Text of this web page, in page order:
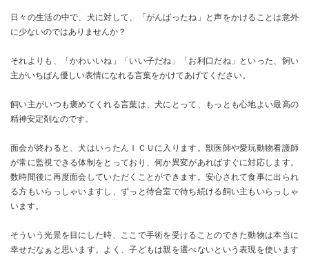
日々の生活の中で、犬に対して、「がんばったね」と声をかけることは意外
に少ないのではありませんか？
それよりも、「かわいいね」「いい子だね」「お利口だね」といった、飼い
主がいちばん優しい表情になれる言葉をかけてあげてください。
飼い主がいつも褒めてくれる言葉は、犬にとって、もっとも心地よい最高の
精神安定剤なのです。
面会が終わると、犬はいったんＩＣＵに入ります。獣医師や愛玩動物看護師
が常に監視できる体制をとっており、何か異変があればすぐに対応します。
数時間後に再度面会していただくことができます。安心されて食事に出られ
る方もいらっしゃいますし、ずっと待合室で待ち続ける飼い主もいらっしゃ
います。
そういう光景を目にした時、ここで手術を受けることのできた動物は本当に
幸せだなぁと思います。よく、子どもは親を選べないという表現を使います